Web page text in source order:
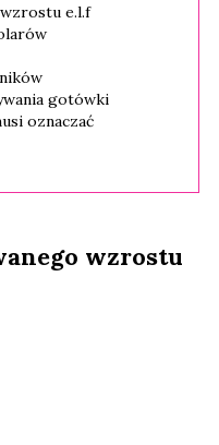
e.l.f
gotówki
oznaczać
wzrostu